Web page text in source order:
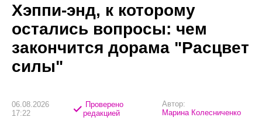
Хэппи-энд, к которому
остались вопросы: чем
закончится дорама "Расцвет
силы"
06.08.2026
17:22
Проверено
редакцией
Автор:
Марина Колесниченко